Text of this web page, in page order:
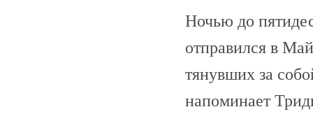
Ночью до
отправился в
тянувших за
напоминает